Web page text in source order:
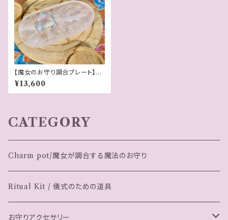
【魔女のお守り調合プレート】ウ
ルウルしたピンクのローズクォー
ツが可愛いオーバル型のプレー
ト
¥13,600
CATEGORY
Charm pot/魔女が調合する魔法のお守り
Ritual Kit / 儀式のための道具
お守りアクセサリー